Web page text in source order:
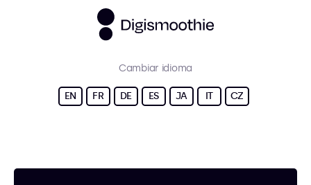
Cambiar idioma
EN FR DE ES JA IT CZ